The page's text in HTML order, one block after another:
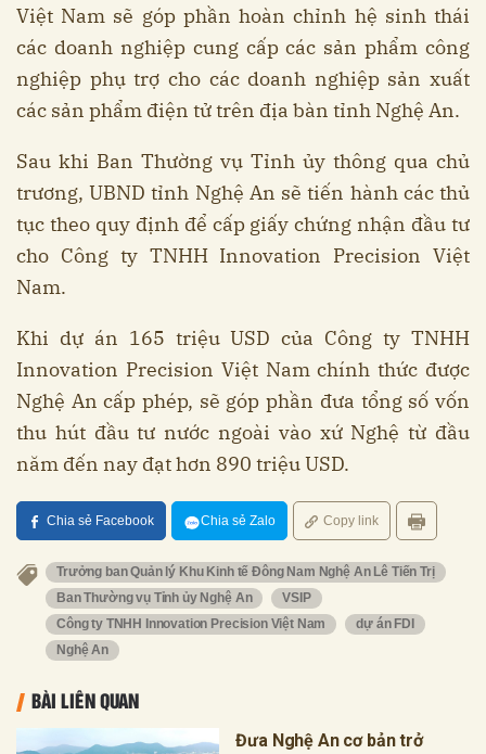
Việt Nam sẽ góp phần hoàn chỉnh hệ sinh thái
các doanh nghiệp cung cấp các sản phẩm công
nghiệp phụ trợ cho các doanh nghiệp sản xuất
các sản phẩm điện tử trên địa bàn tỉnh Nghệ An.
Sau khi Ban Thường vụ Tỉnh ủy thông qua chủ
trương, UBND tỉnh Nghệ An sẽ tiến hành các thủ
tục theo quy định để cấp giấy chứng nhận đầu tư
cho Công ty TNHH Innovation Precision Việt
Nam.
Khi dự án 165 triệu USD của Công ty TNHH
Innovation Precision Việt Nam chính thức được
Nghệ An cấp phép, sẽ góp phần đưa tổng số vốn
thu hút đầu tư nước ngoài vào xứ Nghệ từ đầu
năm đến nay đạt hơn 890 triệu USD.
Chia sẻ Facebook Chia sẻ Zalo Copy link
Trưởng ban Quản lý Khu Kinh tế Đông Nam Nghệ An Lê Tiến Trị
Ban Thường vụ Tỉnh ủy Nghệ An
VSIP
Công ty TNHH Innovation Precision Việt Nam
dự án FDI
Nghệ An
BÀI LIÊN QUAN
Đưa Nghệ An cơ bản trở